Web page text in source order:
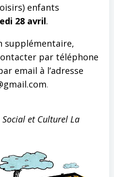
enfants
28 avril.
supplémentaire,
par téléphone
email à l’adresse
.
et Culturel La